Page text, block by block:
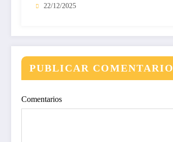
22/12/2025
PUBLICAR COMENTARIO
Comentarios